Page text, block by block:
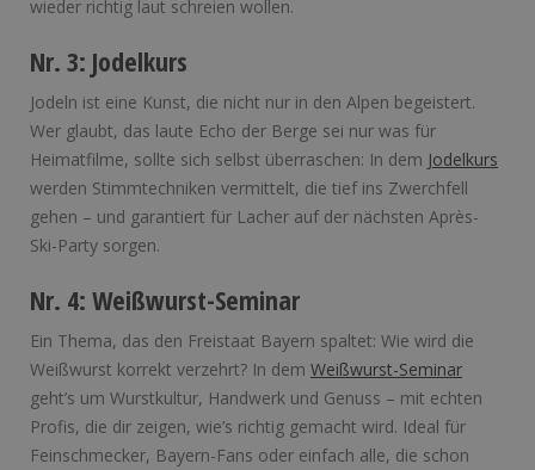
wieder richtig laut schreien wollen.
Nr. 3: Jodelkurs
Jodeln ist eine Kunst, die nicht nur in den Alpen begeistert.
Wer glaubt, das laute Echo der Berge sei nur was für
Heimatfilme, sollte sich selbst überraschen: In dem Jodelkurs
werden Stimmtechniken vermittelt, die tief ins Zwerchfell
gehen – und garantiert für Lacher auf der nächsten Après-
Ski-Party sorgen.
Nr. 4: Weißwurst-Seminar
Ein Thema, das den Freistaat Bayern spaltet: Wie wird die
Weißwurst korrekt verzehrt? In dem Weißwurst-Seminar
geht’s um Wurstkultur, Handwerk und Genuss – mit echten
Profis, die dir zeigen, wie’s richtig gemacht wird. Ideal für
Feinschmecker, Bayern-Fans oder einfach alle, die schon